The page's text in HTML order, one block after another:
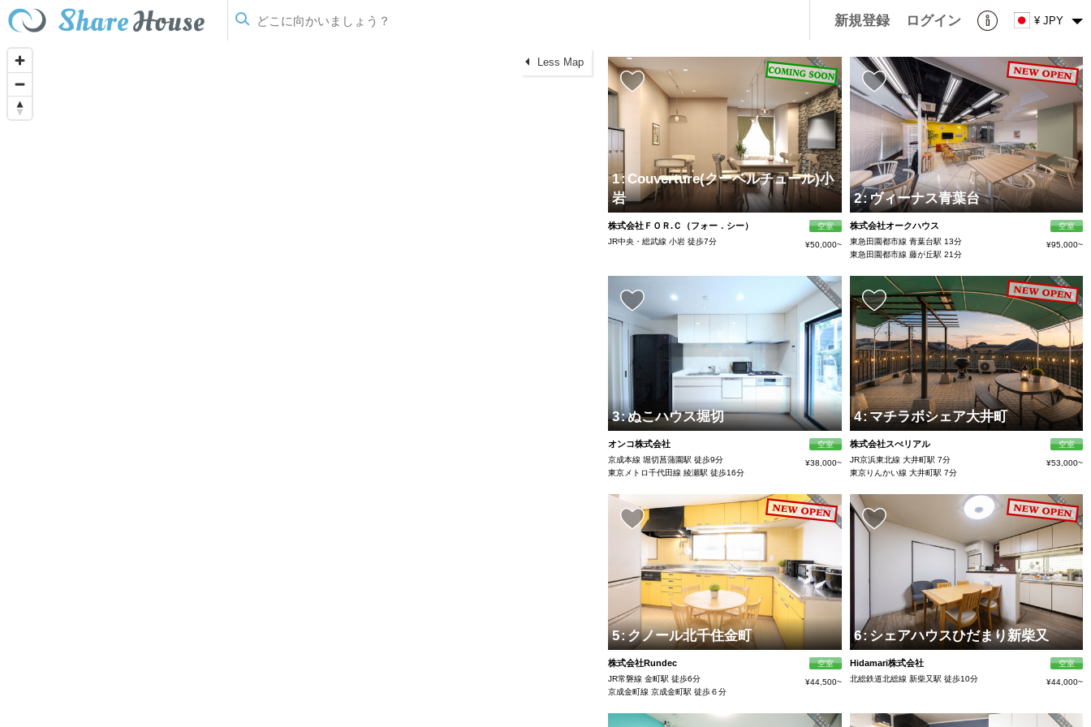
新規登録 ログイン ¥ JPY
Less Map
1:Couverture(クーベルチュール)小
岩
株式会社ＦＯＲ.Ｃ（フォー．シー）
空室
JR中央・総武線 小岩 徒歩7分
¥50,000~
2:ヴィーナス青葉台
株式会社オークハウス
空室
東急田園都市線 青葉台駅 13分
東急田園都市線 藤が丘駅 21分
¥95,000~
3:ぬこハウス堀切
オンコ株式会社
空室
京成本線 堀切菖蒲園駅 徒歩9分
東京メトロ千代田線 綾瀬駅 徒歩16分
¥38,000~
4:マチラボシェア大井町
株式会社スぺリアル
空室
JR京浜東北線 大井町駅 7分
東京りんかい線 大井町駅 7分
¥53,000~
5:クノール北千住金町
株式会社Rundec
空室
JR常磐線 金町駅 徒歩6分
京成金町線 京成金町駅 徒歩６分
¥44,500~
6:シェアハウスひだまり新柴又
Hidamari株式会社
空室
北総鉄道北総線 新柴又駅 徒歩10分
¥44,000~